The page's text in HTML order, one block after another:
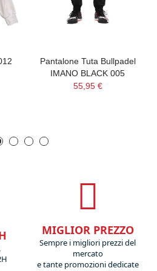
Pantalone Tuta Bullpadel
IMANO BLACK 005
55,95 €
MIGLIOR PREZZO
Sempre i migliori prezzi del
mercato
e tante promozioni dedicate